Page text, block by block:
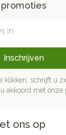
promoties
Inschrijven
klikken, schrijft u
akkoord met onze
ons op